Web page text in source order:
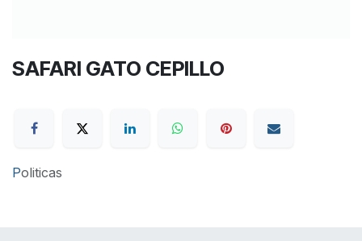
SAFARI GATO CEPILLO
Politicas